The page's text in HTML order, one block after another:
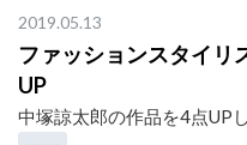
2019.05.13
ファッションスタイリ
UP
中塚諒太郎の作品を4点UP